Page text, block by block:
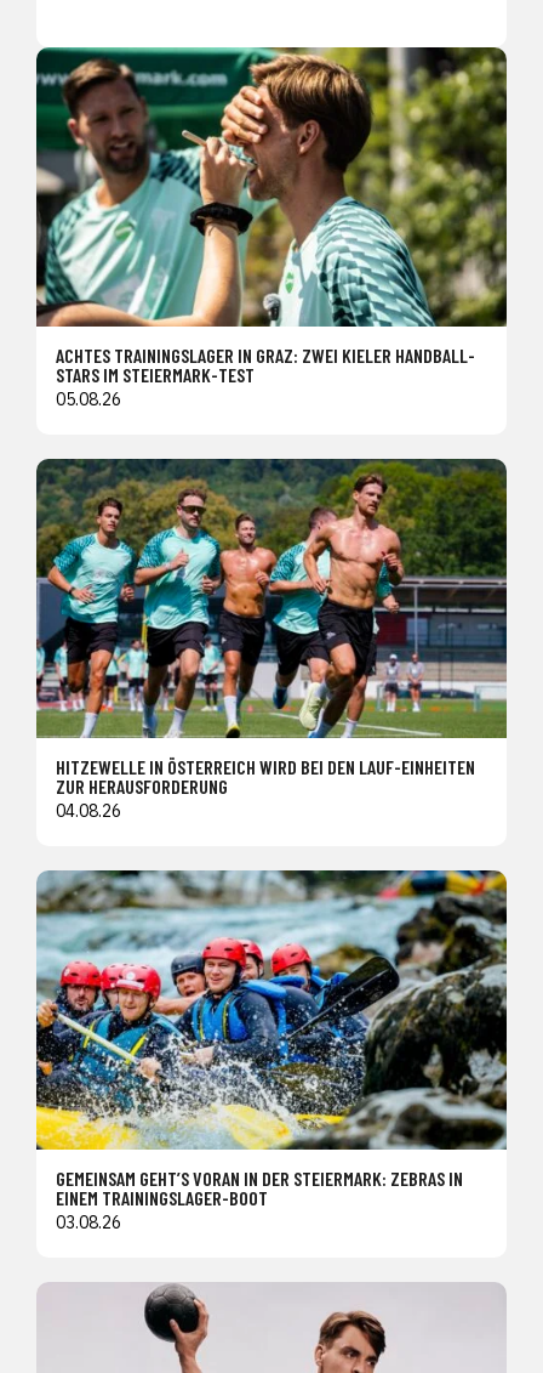
ACHTES TRAININGSLAGER IN GRAZ: ZWEI KIELER HANDBALL-
STARS IM STEIERMARK-TEST
05.08.26
HITZEWELLE IN ÖSTERREICH WIRD BEI DEN LAUF-EINHEITEN
ZUR HERAUSFORDERUNG
04.08.26
GEMEINSAM GEHT’S VORAN IN DER STEIERMARK: ZEBRAS IN
EINEM TRAININGSLAGER-BOOT
03.08.26